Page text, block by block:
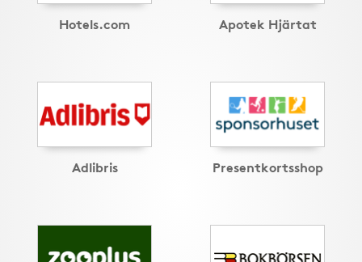
Hotels.com Apotek Hjärtat
Adlibris Presentkortsshop